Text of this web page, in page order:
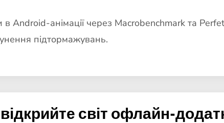
Android-анімації через Macrobenchmark та
підтормажувань.
світ офлайн-